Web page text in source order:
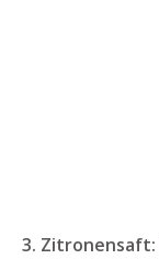
3. Zitronensaft: